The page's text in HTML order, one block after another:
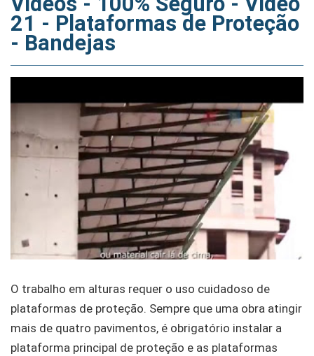
21 - Plataformas de Proteção
- Bandejas
O trabalho em alturas requer o uso cuidadoso de
plataformas de proteção. Sempre que uma obra atingir
mais de quatro pavimentos, é obrigatório instalar a
plataforma principal de proteção e as plataformas